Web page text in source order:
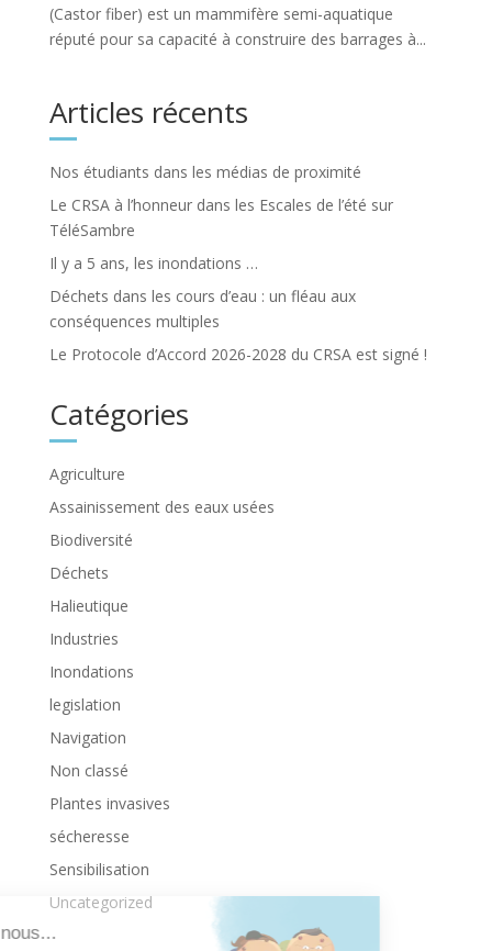
(Castor fiber) est un mammifère semi-aquatique
réputé pour sa capacité à construire des barrages à...
Articles récents
Nos étudiants dans les médias de proximité
Le CRSA à l’honneur dans les Escales de l’été sur
TéléSambre
Il y a 5 ans, les inondations …
Déchets dans les cours d’eau : un fléau aux
conséquences multiples
Le Protocole d’Accord 2026-2028 du CRSA est signé !
Catégories
Agriculture
Assainissement des eaux usées
Biodiversité
Déchets
Halieutique
Industries
Inondations
legislation
Navigation
Non classé
Plantes invasives
sécheresse
Sensibilisation
Uncategorized